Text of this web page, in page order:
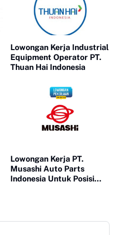
Lowongan Kerja Industrial
Equipment Operator PT.
Thuan Hai Indonesia
Lowongan Kerja PT.
Musashi Auto Parts
Indonesia Untuk Posisi